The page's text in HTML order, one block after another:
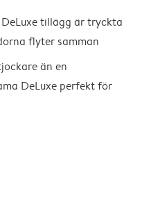
tillägg är tryckta
flyter samman
än en
DeLuxe perfekt för